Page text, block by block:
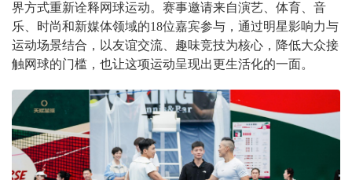
界方式重新诠释网球运动。赛事邀请来自演艺、体育、音
乐、时尚和新媒体领域的18位嘉宾参与，通过明星影响力与
运动场景结合，以友谊交流、趣味竞技为核心，降低大众接
触网球的门槛，也让这项运动呈现出更生活化的一面。